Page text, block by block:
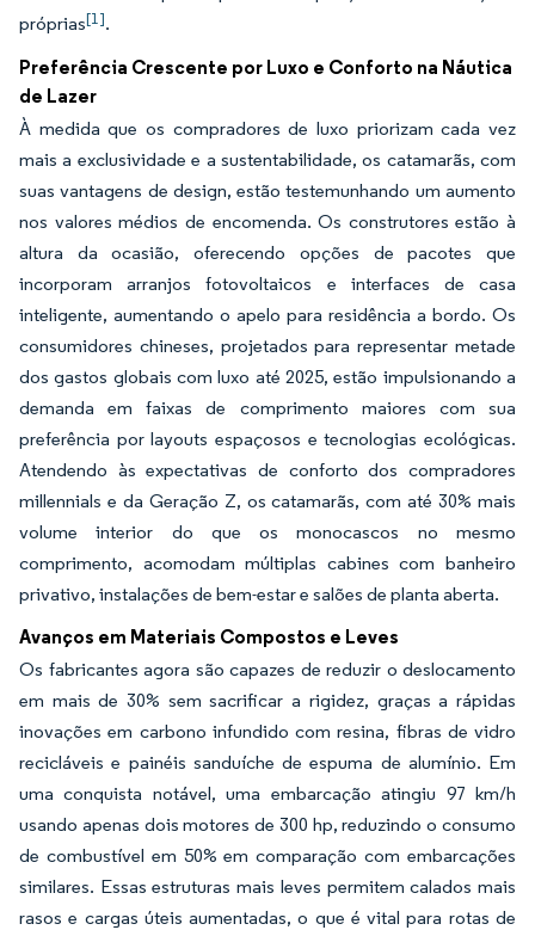
próprias[1].
Preferência Crescente por Luxo e Conforto na Náutica
de Lazer
À medida que os compradores de luxo priorizam cada vez
mais a exclusividade e a sustentabilidade, os catamarãs, com
suas vantagens de design, estão testemunhando um aumento
nos valores médios de encomenda. Os construtores estão à
altura da ocasião, oferecendo opções de pacotes que
incorporam arranjos fotovoltaicos e interfaces de casa
inteligente, aumentando o apelo para residência a bordo. Os
consumidores chineses, projetados para representar metade
dos gastos globais com luxo até 2025, estão impulsionando a
demanda em faixas de comprimento maiores com sua
preferência por layouts espaçosos e tecnologias ecológicas.
Atendendo às expectativas de conforto dos compradores
millennials e da Geração Z, os catamarãs, com até 30% mais
volume interior do que os monocascos no mesmo
comprimento, acomodam múltiplas cabines com banheiro
privativo, instalações de bem-estar e salões de planta aberta.
Avanços em Materiais Compostos e Leves
Os fabricantes agora são capazes de reduzir o deslocamento
em mais de 30% sem sacrificar a rigidez, graças a rápidas
inovações em carbono infundido com resina, fibras de vidro
recicláveis e painéis sanduíche de espuma de alumínio. Em
uma conquista notável, uma embarcação atingiu 97 km/h
usando apenas dois motores de 300 hp, reduzindo o consumo
de combustível em 50% em comparação com embarcações
similares. Essas estruturas mais leves permitem calados mais
rasos e cargas úteis aumentadas, o que é vital para rotas de